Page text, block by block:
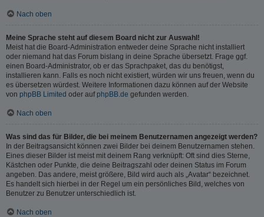
Nach oben
Meine Sprache steht auf diesem Board nicht zur Auswahl!
Meist hat die Board-Administration entweder deine Sprache nicht installiert
oder niemand hat das Forum bislang in deine Sprache übersetzt. Frage ggf.
einen Board-Administrator, ob er das Sprachpaket, das du benötigst,
installieren kann. Falls es noch nicht existiert, würden wir uns freuen, wenn du
es übersetzen würdest. Weitere Informationen dazu können auf der Website
von phpBB Limited oder auf phpBB.de gefunden werden.
Nach oben
Was sind das für Bilder, die bei meinem Benutzernamen angezeigt werden?
In der Beitragsansicht können zwei Bilder bei deinem Benutzernamen stehen.
Eines dieser Bilder ist meist mit deinem Rang verknüpft: Oft sind dies Sterne,
Kästchen oder Punkte, die deine Beitragszahl oder deinen Status im Forum
angeben. Das andere, meist größere, Bild wird auch als „Avatar“ bezeichnet.
Es handelt sich hierbei in der Regel um ein persönliches Bild, welches von
Benutzer zu Benutzer unterschiedlich ist.
Nach oben